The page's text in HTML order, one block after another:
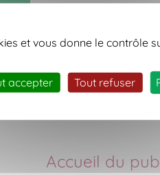
Accueil du
et vous donne le contrôle
accepter Tout refuser